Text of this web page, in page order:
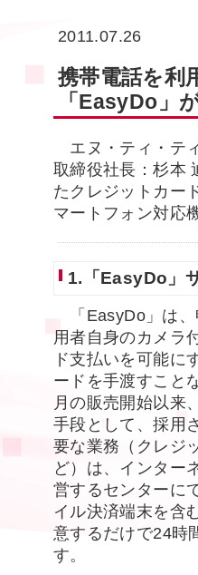
2011.07.26
携帯電話を利
「EasyDo」
エヌ・ティ・テ
取締役社長：杉本
たクレジットカー
マートフォン対応
1.「EasyDo」
「EasyDo」は、
用者自身のカメラ
ド支払いを可能に
ードを手渡すこと
月の販売開始以来
手段として、採用
要な業務（クレジ
ど）は、インター
営するセンターに
イル決済端末を含
意するだけで24時
す。